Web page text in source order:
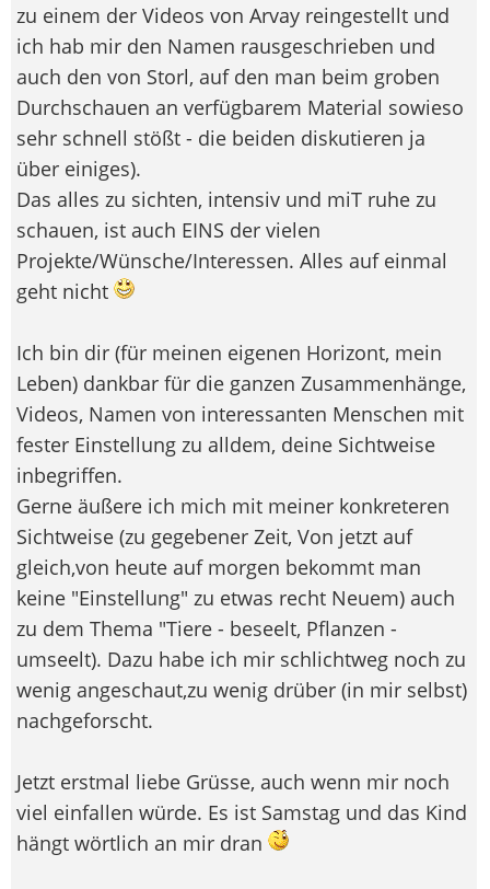
zu einem der Videos von Arvay reingestellt und
ich hab mir den Namen rausgeschrieben und
auch den von Storl, auf den man beim groben
Durchschauen an verfügbarem Material sowieso
sehr schnell stößt - die beiden diskutieren ja
über einiges).
Das alles zu sichten, intensiv und miT ruhe zu
schauen, ist auch EINS der vielen
Projekte/Wünsche/Interessen. Alles auf einmal
geht nicht
Ich bin dir (für meinen eigenen Horizont, mein
Leben) dankbar für die ganzen Zusammenhänge,
Videos, Namen von interessanten Menschen mit
fester Einstellung zu alldem, deine Sichtweise
inbegriffen.
Gerne äußere ich mich mit meiner konkreteren
Sichtweise (zu gegebener Zeit, Von jetzt auf
gleich,von heute auf morgen bekommt man
keine "Einstellung" zu etwas recht Neuem) auch
zu dem Thema "Tiere - beseelt, Pflanzen -
umseelt). Dazu habe ich mir schlichtweg noch zu
wenig angeschaut,zu wenig drüber (in mir selbst)
nachgeforscht.
Jetzt erstmal liebe Grüsse, auch wenn mir noch
viel einfallen würde. Es ist Samstag und das Kind
hängt wörtlich an mir dran